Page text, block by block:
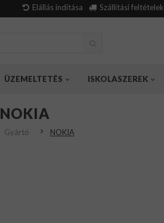
Elállás indítása Szállítási feltételek
ÜZEMELTETÉS ISKOLASZEREK
NOKIA
Gyártó NOKIA